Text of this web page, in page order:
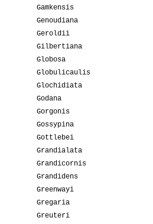
Gamkensis
Genoudiana
Geroldii
Gilbertiana
Globosa
Globulicaulis
Glochidiata
Godana
Gorgonis
Gossypina
Gottlebei
Grandialata
Grandicornis
Grandidens
Greenwayi
Gregaria
Greuteri